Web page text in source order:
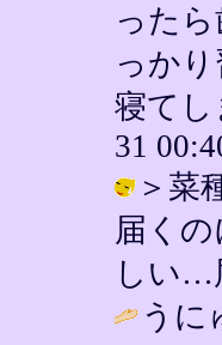
った
っか
寝てし
31
＞菜
届く
しい…
うに